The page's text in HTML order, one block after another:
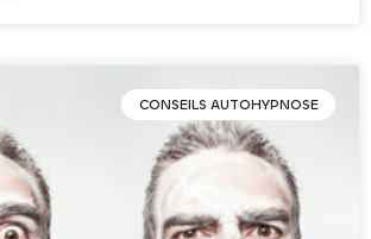
CONSEILS AUTOHYPNOSE